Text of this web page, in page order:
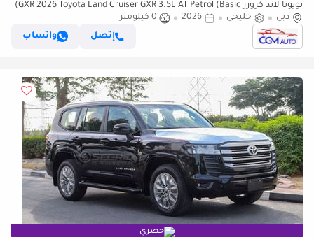
تويوتا لاند كروزر GXR 2026 Toyota Land Cruiser GXR 3.5L AT Petrol (Basic)
دبي
خليجي 2026
0 كيلومتر
إتصل
واتساب
حصري